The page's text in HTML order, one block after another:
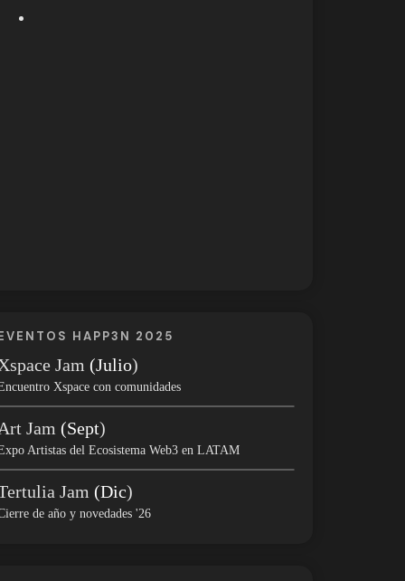
HAPP3N 2025
Jam (Julio)
Xspace con comunidades
Jam (Sept)
Artistas del Ecosistema Web3 en LATAM
Jam (Dic)
de año y novedades '26